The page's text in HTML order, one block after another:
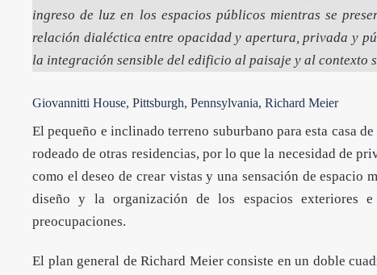
ingreso de luz en los espacios públicos mientras se
relación dialéctica entre opacidad y apertura, privada y
la integración sensible del edificio al paisaje y al contexto
Giovannitti House, Pittsburgh, Pennsylvania, Richard Meier
El pequeño e inclinado terreno suburbano para esta casa
rodeado de otras residencias, por lo que la necesidad de
como el deseo de crear vistas y una sensación de espacio
diseño y la organización de los espacios exteriores
preocupaciones.
El plan general de Richard Meier consiste en un doble